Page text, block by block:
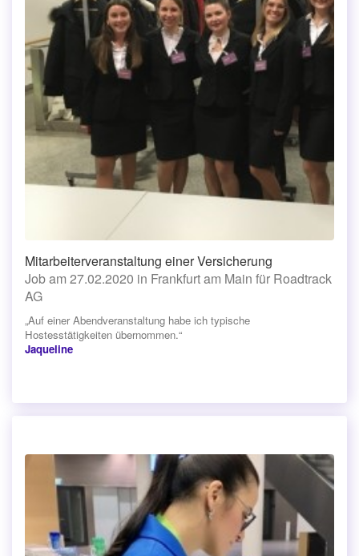
Mitarbeiterveranstaltung einer Versicherung
Job am 27.02.2020 in Frankfurt am Main für Roadtrack
AG
„Auf einer Abendveranstaltung habe ich typische
Hostesstätigkeiten übernommen.“
Jaqueline